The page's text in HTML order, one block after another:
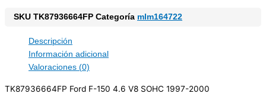
SKU TK87936664FP Categoría mlm164722
Descripción
Información adicional
Valoraciones (0)
TK87936664FP Ford F-150 4.6 V8 SOHC 1997-2000